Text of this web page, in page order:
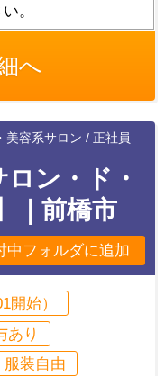
。
へ
美容系サロン / 正社員
ン・ド・
｜前橋市
中フォルダに追加
開始）
あり
服装自由